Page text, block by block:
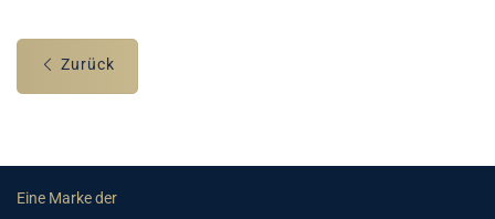
Zurück
Eine Marke der